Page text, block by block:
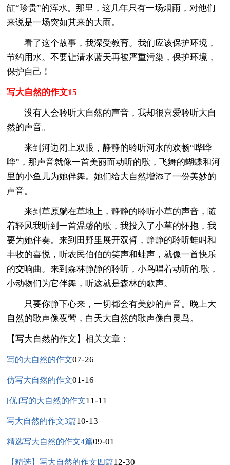
缸“珍贵”的浑水。那里，这几年只有一场烟雨，对他们
来说是一场突如其来的大雨。
看了这个故事，我深受教育。我们应该保护环境，
节约用水。不要让清水蓝天再被严重污染，保护环境，
保护自己！
写大自然的作文15
没有人会聆听大自然的声音，我却很喜爱聆听大自
然的声音。
来到河边闭上双眼，静静的聆听河水的欢畅“哗哗
哗”，那声音就像一首美丽而动听的歌，飞舞的蝴蝶和河
里的小鱼儿为她伴舞。她们给大自然增添了一份美妙的
声音。
来到草原躺在草地上，静静的聆听小草的声音，随
着轻风我听到一首温馨的歌，我投入了小草的怀抱，我
要为她伴奏。来到田野里展开双臂，静静的聆听蛙叫和
丰收的喜悦，听农民伯伯的笑声和蛙声，就像一首快乐
的交响曲。来到森林静静的聆听，小鸟唱着动听的.歌，
小动物们为它伴舞，听这就是森林的歌声。
只要你静下心来，一切都会有美妙的声音。晚上大
自然的歌声像夜莺，白天大自然的歌声像白灵鸟。
【写大自然的作文】相关文章：
写的大自然的作文07-26
仿写大自然的作文01-16
[优]写的大自然的作文11-11
写大自然的作文3篇10-13
精选写大自然的作文4篇09-01
【精选】写大自然的作文四篇12-30